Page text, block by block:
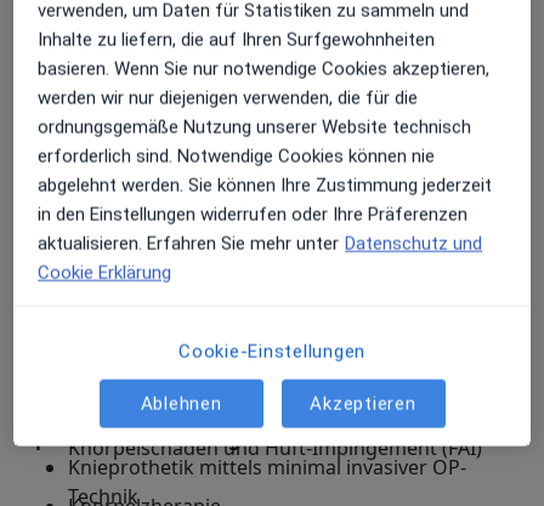
aufgelistet. Dies soll Ihnen als erste Information
dienen. Mein freundliches Team und ich stehen Ihnen
bei offenen Fragen gerne zur Verfügung!
Operationen am Hüftgelenk
Hüftprothetik mittels minimal invasiver OP-
Technik (MIS AMIS)
MAKO Robotics
Hüftprothesen und Knie-Prothesen)
Hüft-Arthroskopie zur Behandlung von
Knorpelschäden und Hüft-Impingement (FAI)
Operationen am Kniegelenk
Knieprothetik mittels minimal invasiver OP-
Technik
verwenden, um Daten für Statistiken zu sammeln und
Inhalte zu liefern, die auf Ihren Surfgewohnheiten
basieren. Wenn Sie nur notwendige Cookies akzeptieren,
werden wir nur diejenigen verwenden, die für die
ordnungsgemäße Nutzung unserer Website technisch
erforderlich sind. Notwendige Cookies können nie
abgelehnt werden. Sie können Ihre Zustimmung jederzeit
in den Einstellungen widerrufen oder Ihre Präferenzen
aktualisieren. Erfahren Sie mehr unter Datenschutz und
Cookie Erklärung
Cookie-Einstellungen
Ablehnen Akzeptieren